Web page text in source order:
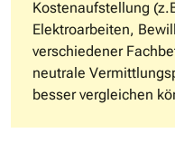
Kostenaufstellung
Elektroarbeiten,
verschiedener
neutrale
besser vergleichen